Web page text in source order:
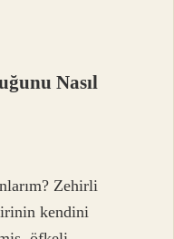
Nasıl
Zehirli
kendini